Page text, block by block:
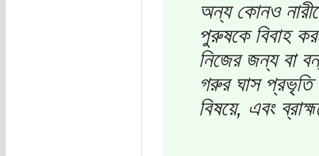
অন্য কোনও
পুরুষকে বিবাহ
নিজের জন্য বা
গরুর ঘাস প্রভৃতি
বিষয়ে, এবং